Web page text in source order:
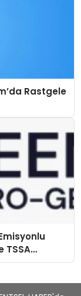
Rastgele
TSSA